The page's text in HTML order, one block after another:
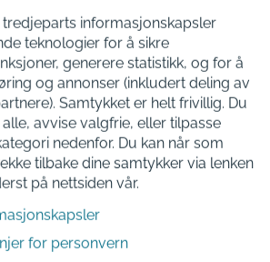
ti ganger mer effektivt
å dempe kreftceller.
med din fastlege før
Kosttilskudd bør ikke brukes
et variert kosthold
opp til 250 mg. Gratis
Skjeen rommer 0,4 g
informasjonskapsler
teknologier for å sikre
generere statistikk, og for å
og annonser (inkludert deling av
Samtykket er helt frivillig. Du
avvise valgfrie, eller tilpasse
nedenfor. Du kan når som
tilbake dine samtykker via lenken
på nettsiden vår.
for personvern